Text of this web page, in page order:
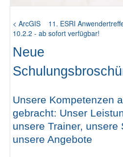
11. ESRI
< ArcGIS
10.2.2 - ab sofort verfügbar!
Neue
Unsere Kompetenzen
gebracht: Unser
unsere Trainer, unsere
unsere Angebote